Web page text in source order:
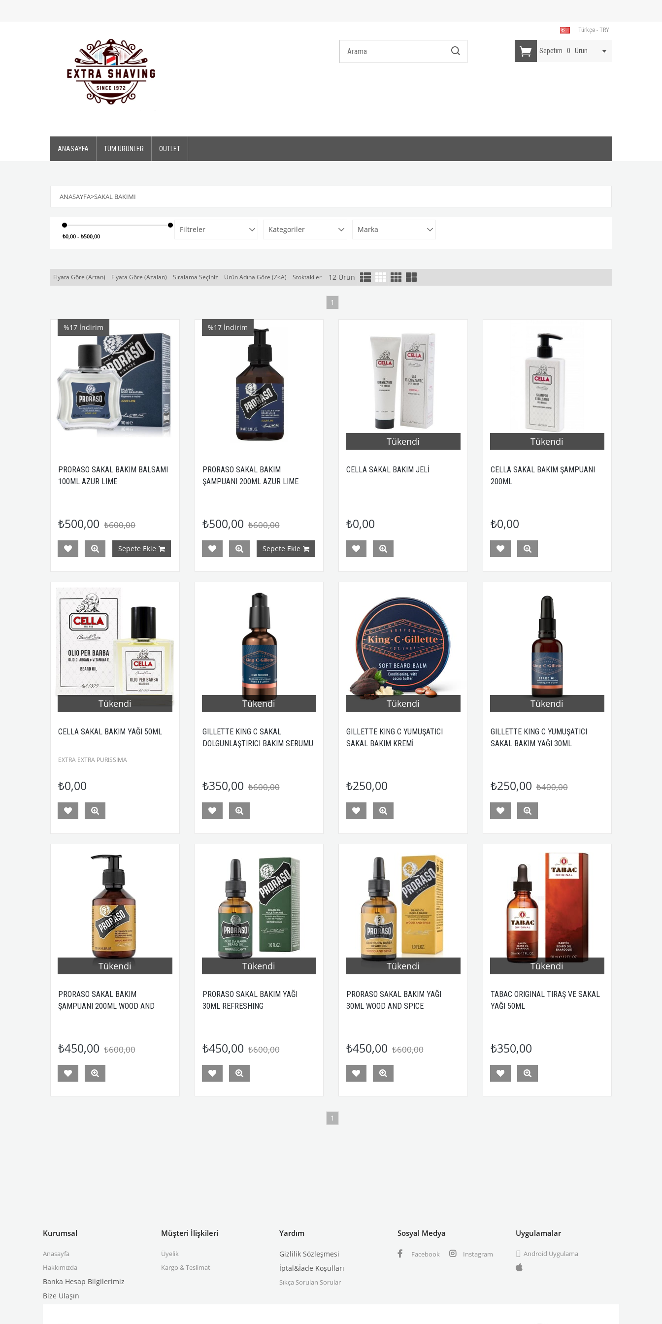
Türkçe - TRY
Sepetim 0 Ürün
ANASAYFA TÜM ÜRÜNLER OUTLET
ANASAYFA>SAKAL BAKIMI
₺0,00 - ₺500,00
Filtreler Kategoriler Marka
Fiyata Göre (Artan) Fiyata Göre (Azalan) Sıralama Seçiniz Ürün Adına Göre (Z<A) Stoktakiler 12 Ürün
1
PRORASO SAKAL BAKIM BALSAMI
100ML AZUR LIME
₺500,00 ₺600,00
Sepete Ekle
%17 İndirim
PRORASO SAKAL BAKIM
ŞAMPUANI 200ML AZUR LIME
₺500,00 ₺600,00
Sepete Ekle
%17 İndirim
Tükendi
CELLA SAKAL BAKIM JELİ
₺0,00
Tükendi
CELLA SAKAL BAKIM ŞAMPUANI
200ML
₺0,00
Tükendi
CELLA SAKAL BAKIM YAĞI 50ML
EXTRA EXTRA PURISSIMA
₺0,00
Tükendi
GILLETTE KING C SAKAL
DOLGUNLAŞTIRICI BAKIM SERUMU
₺350,00 ₺600,00
Tükendi
GILLETTE KING C YUMUŞATICI
SAKAL BAKIM KREMİ
₺250,00
Tükendi
GILLETTE KING C YUMUŞATICI
SAKAL BAKIM YAĞI 30ML
₺250,00 ₺400,00
Tükendi
PRORASO SAKAL BAKIM
ŞAMPUANI 200ML WOOD AND
₺450,00 ₺600,00
Tükendi
PRORASO SAKAL BAKIM YAĞI
30ML REFRESHING
₺450,00 ₺600,00
Tükendi
PRORASO SAKAL BAKIM YAĞI
30ML WOOD AND SPICE
₺450,00 ₺600,00
Tükendi
TABAC ORIGINAL TIRAŞ VE SAKAL
YAĞI 50ML
₺350,00
1
Kurumsal
Anasayfa
Hakkımızda
Banka Hesap Bilgilerimiz
Bize Ulaşın
Müşteri İlişkileri
Üyelik
Kargo & Teslimat
Yardım
Gizlilik Sözleşmesi
İptal&İade Koşulları
Sıkça Sorulan Sorular
Sosyal Medya
Facebook Instagram
Uygulamalar
Android Uygulama